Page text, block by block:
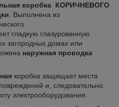
коробка КОРИЧНЕВОГО
. Выполнена из
гладкую глазурованную
загородных домах или
наружная проводка
коробка защищает места
и, следовательно,
электрооборудования.